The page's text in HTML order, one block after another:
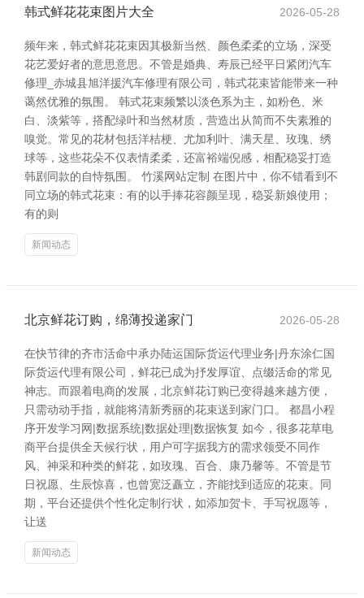
韩式鲜花花束图片大全 2026-05-28
频年来，韩式鲜花花束因其极新当然、颜色柔柔的立场，深受
花艺爱好者的意思意思。不管是婚典、寿辰已经平日紧闭汽车
修理_赤城县旭洋援汽车修理有限公司，韩式花束皆能带来一种
蔼然优雅的氛围。 韩式花束频繁以淡色系为主，如粉色、米
白、淡紫等，搭配绿叶和当然材质，营造出从简而不失素雅的
嗅觉。常见的花材包括洋桔梗、尤加利叶、满天星、玫瑰、绣
球等，这些花朵不仅表情柔柔，还富裕端倪感，相配稳妥打造
韩剧同款的自恃氛围。 竹溪网站定制 在图片中，你不错看到不
同立场的韩式花束：有的以手捧花容颜呈现，稳妥新娘使用；
有的则
新闻动态
北京鲜花订购，绵薄投递家门 2026-05-28
在快节律的齐市活命中承办陆运国际货运代理业务|丹东涂仁国
际货运代理有限公司，鲜花已成为抒发厚谊、点缀活命的常见
神志。而跟着电商的发展，北京鲜花订购已变得越来越方便，
只需动动手指，就能将清新秀丽的花束送到家门口。 都昌小程
序开发学习网|数据系统|数据处理|数据恢复 如今，很多花草电
商平台提供全天候行状，用户可字据我方的需求领受不同作
风、神采和种类的鲜花，如玫瑰、百合、康乃馨等。不管是节
日祝愿、生辰惊喜，也曾宽泛矗立，齐能找到适应的花束。同
期，平台还提供个性化定制行状，如添加贺卡、手写祝愿等，
让送
新闻动态